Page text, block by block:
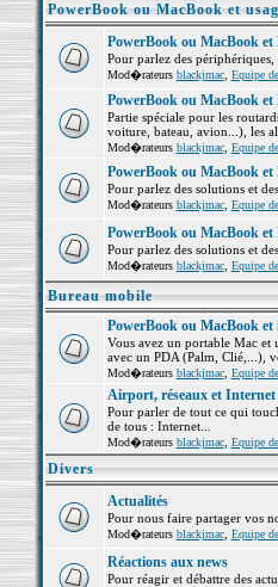
PowerBook ou MacBook et
PowerBook ou MacBook et
Pour parlez des
Mod�rateurs blackjmac, Equipe
PowerBook ou MacBook et
Partie spéciale pour les
voiture, bateau, avion...), les
Mod�rateurs blackjmac, Equipe
PowerBook ou MacBook et
Pour parlez des solutions et
Mod�rateurs blackjmac, Equipe
PowerBook ou MacBook et
Pour parlez des solutions et
Mod�rateurs blackjmac, Equipe
Bureau mobile
PowerBook ou MacBook
Vous avez un portable Mac et
avec un PDA (Palm, Clié,...),
Mod�rateurs blackjmac, Equipe
Airport, réseaux et Internet
Pour parler de tout ce qui
de tous : Internet...
Mod�rateurs blackjmac, Equipe
Divers
Actualités
Pour nous faire partager vos
Mod�rateurs blackjmac, Equipe
Réactions aux news
Pour réagir et débattre des